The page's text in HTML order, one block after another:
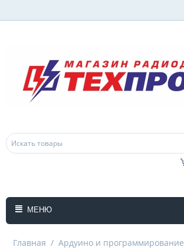
МЕНЮ
Главная / Ардуино и программирование